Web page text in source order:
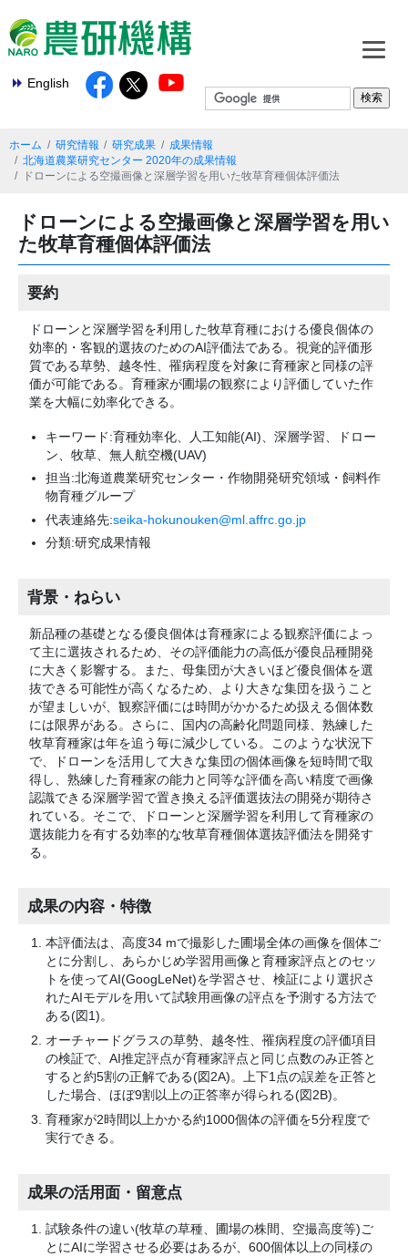
English
ホーム 研究情報 研究成果
成果情報
北海道農業研究センター 2020年の成果情報
ドローンによる空撮画像と深層学習を用いた牧草育種個体評価法
ドローンによる空撮画像と深層学習を用い
た牧草育種個体評価法
要約
ドローンと深層学習を利用した牧草育種における優良個体の
効率的・客観的選抜のためのAI評価法である。視覚的評価形
質である草勢、越冬性、罹病程度を対象に育種家と同様の評
価が可能である。育種家が圃場の観察により評価していた作
業を大幅に効率化できる。
キーワード:育種効率化、人工知能(AI)、深層学習、ドロー
ン、牧草、無人航空機(UAV)
担当:北海道農業研究センター・作物開発研究領域・飼料作
物育種グループ
代表連絡先:seika-hokunouken@ml.affrc.go.jp
分類:研究成果情報
背景・ねらい
新品種の基礎となる優良個体は育種家による観察評価によっ
て主に選抜されるため、その評価能力の高低が優良品種開発
に大きく影響する。また、母集団が大きいほど優良個体を選
抜できる可能性が高くなるため、より大きな集団を扱うこと
が望ましいが、観察評価には時間がかかるため扱える個体数
には限界がある。さらに、国内の高齢化問題同様、熟練した
牧草育種家は年を追う毎に減少している。このような状況下
で、ドローンを活用して大きな集団の個体画像を短時間で取
得し、熟練した育種家の能力と同等な評価を高い精度で画像
認識できる深層学習で置き換える評価選抜法の開発が期待さ
れている。そこで、ドローンと深層学習を利用して育種家の
選抜能力を有する効率的な牧草育種個体選抜評価法を開発す
る。
成果の内容・特徴
本評価法は、高度34 mで撮影した圃場全体の画像を個体ご
とに分割し、あらかじめ学習用画像と育種家評点とのセッ
トを使ってAI(GoogLeNet)を学習させ、検証により選択さ
れたAIモデルを用いて試験用画像の評点を予測する方法で
ある(図1)。
オーチャードグラスの草勢、越冬性、罹病程度の評価項目
の検証で、AI推定評点が育種家評点と同じ点数のみ正答と
すると約5割の正解である(図2A)。上下1点の誤差を正答と
した場合、ほぼ9割以上の正答率が得られる(図2B)。
育種家が2時間以上かかる約1000個体の評価を5分程度で
実行できる。
成果の活用面・留意点
試験条件の違い(牧草の草種、圃場の株間、空撮高度等)ご
とにAIに学習させる必要はあるが、600個体以上の同様の